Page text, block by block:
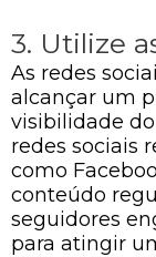
3. Utilize
As redes
alcançar um
visibilidade
redes sociais
como
conteúdo
seguidores
para atingir